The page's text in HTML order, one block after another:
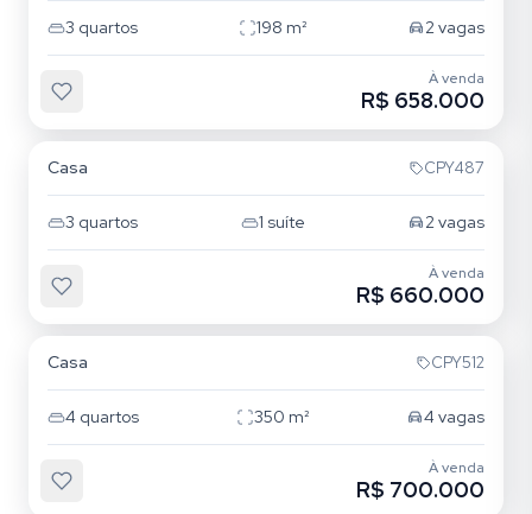
3 quartos 198 m² 2vagas
À venda
R$ 658.000
Casa CPY487
3 quartos 1 suíte 2vagas
À venda
R$ 660.000
Casa CPY512
4 quartos 350 m² 4 vagas
À venda
R$ 700.000